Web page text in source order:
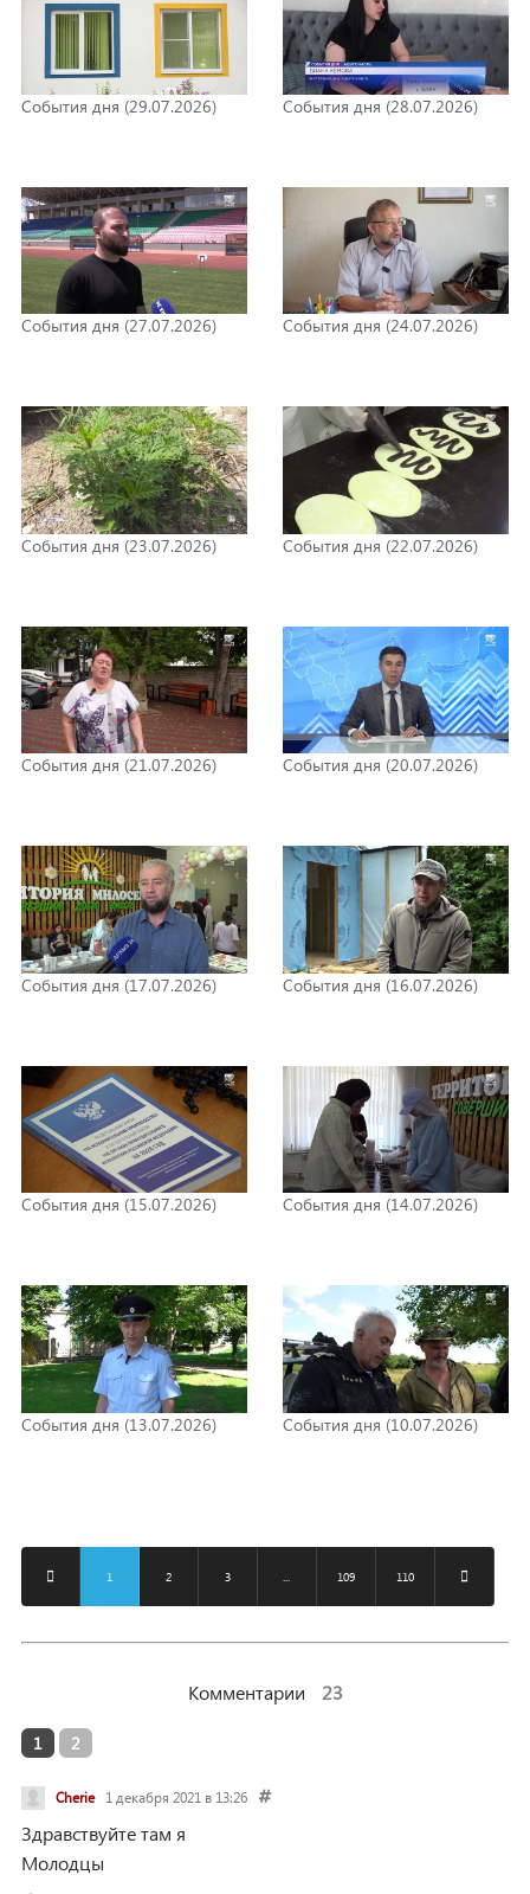
События дня (29.07.2026) События дня (28.07.2026)
События дня (27.07.2026) События дня (24.07.2026)
События дня (23.07.2026) События дня (22.07.2026)
События дня (21.07.2026) События дня (20.07.2026)
События дня (17.07.2026) События дня (16.07.2026)
События дня (15.07.2026) События дня (14.07.2026)
События дня (13.07.2026) События дня (10.07.2026)
1 2 3 109 110
Комментарии 23
1 2
Cherie 1 декабря 2021 в 13:26
Здравствуйте там я
Молодцы